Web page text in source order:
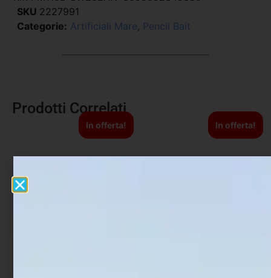
SKU 2227991
Categorie: Artificiali Mare, Pencil Bait
Prodotti Correlati
In offerta! In offerta!